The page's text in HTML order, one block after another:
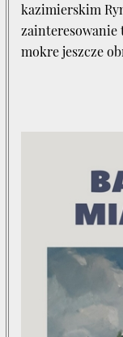
kazimierskim
zainteresowanie
mokre jeszcze